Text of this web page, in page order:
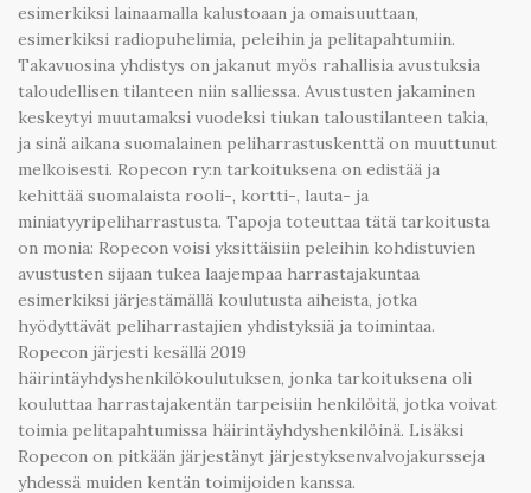
esimerkiksi lainaamalla kalustoaan ja omaisuuttaan,
esimerkiksi radiopuhelimia, peleihin ja pelitapahtumiin.
Takavuosina yhdistys on jakanut myös rahallisia avustuksia
taloudellisen tilanteen niin salliessa. Avustusten jakaminen
keskeytyi muutamaksi vuodeksi tiukan taloustilanteen takia,
ja sinä aikana suomalainen peliharrastuskenttä on muuttunut
melkoisesti. Ropecon ry:n tarkoituksena on edistää ja
kehittää suomalaista rooli-, kortti-, lauta- ja
miniatyyripeliharrastusta. Tapoja toteuttaa tätä tarkoitusta
on monia: Ropecon voisi yksittäisiin peleihin kohdistuvien
avustusten sijaan tukea laajempaa harrastajakuntaa
esimerkiksi järjestämällä koulutusta aiheista, jotka
hyödyttävät peliharrastajien yhdistyksiä ja toimintaa.
Ropecon järjesti kesällä 2019
häirintäyhdyshenkilökoulutuksen, jonka tarkoituksena oli
kouluttaa harrastajakentän tarpeisiin henkilöitä, jotka voivat
toimia pelitapahtumissa häirintäyhdyshenkilöinä. Lisäksi
Ropecon on pitkään järjestänyt järjestyksenvalvojakursseja
yhdessä muiden kentän toimijoiden kanssa.